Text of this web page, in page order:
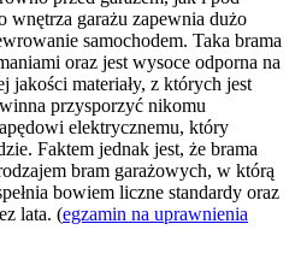
wnętrza garażu zapewnia dużo
samochodem. Taka brama
oraz jest wysoce odporna na
jakości materiały, z których jest
przysporzyć nikomu
elektrycznemu, który
Faktem jednak jest, że brama
bram garażowych, w którą
bowiem liczne standardy oraz
lata. (egzamin na uprawnienia